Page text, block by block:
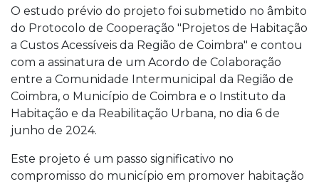
O estudo prévio do projeto foi submetido no âmbito
do Protocolo de Cooperação "Projetos de Habitação
a Custos Acessíveis da Região de Coimbra" e contou
com a assinatura de um Acordo de Colaboração
entre a Comunidade Intermunicipal da Região de
Coimbra, o Município de Coimbra e o Instituto da
Habitação e da Reabilitação Urbana, no dia 6 de
junho de 2024.
Este projeto é um passo significativo no
compromisso do município em promover habitação